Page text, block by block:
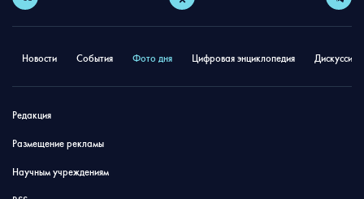
Новости События Фото дня Цифровая энциклопедия
Редакция
Размещение рекламы
Научным учреждениям